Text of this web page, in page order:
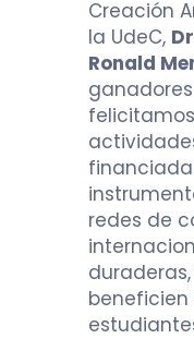
Creación
la UdeC,
Ronald
redes de